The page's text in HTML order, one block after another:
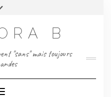
B
"sans" mais toujours
Navigation